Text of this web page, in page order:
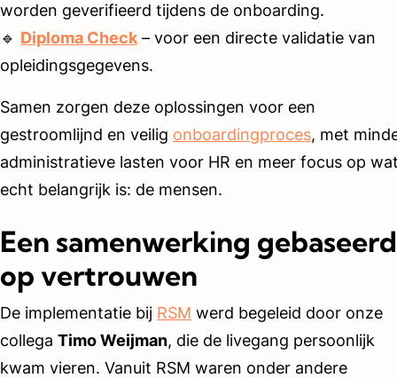
worden geverifieerd tijdens de onboarding.
🔹 Diploma Check – voor een directe validatie van
opleidingsgegevens.
Samen zorgen deze oplossingen voor een
gestroomlijnd en veilig onboardingproces, met
administratieve lasten voor HR en meer focus op
echt belangrijk is: de mensen.
Een samenwerking gebaseerd
op vertrouwen
De implementatie bij RSM werd begeleid door onze
collega Timo Weijman, die de livegang persoonlijk
kwam vieren. Vanuit RSM waren onder andere